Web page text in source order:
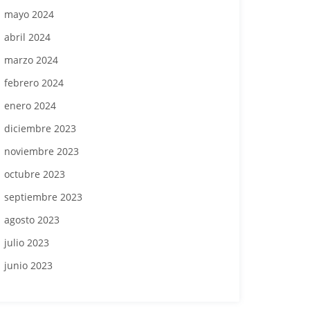
mayo 2024
abril 2024
marzo 2024
febrero 2024
enero 2024
diciembre 2023
noviembre 2023
octubre 2023
septiembre 2023
agosto 2023
julio 2023
junio 2023